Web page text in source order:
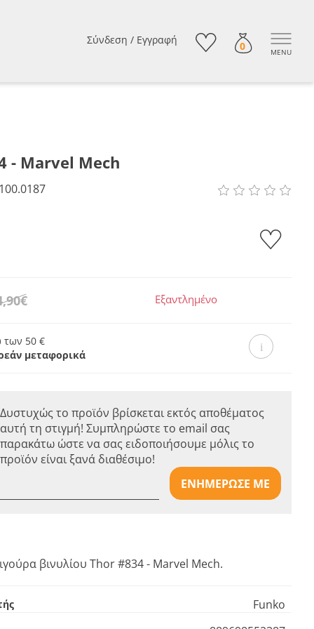
Σύνδεση / Εγγραφή 0 MENU
- Marvel Mech
Εξαντλημένο
των 50 €
μεταφορικά
Δυστυχώς το προϊόν βρίσκεται εκτός αποθέματος
αυτή τη στιγμή! Συμπληρώστε το email σας
παρακάτω ώστε να σας ειδοποιήσουμε μόλις το
προϊόν είναι ξανά διαθέσιμο!
ΕΝΗΜΕΡΩΣΕ ΜΕ
βινυλίου Thor #834 - Marvel Mech.
Funko